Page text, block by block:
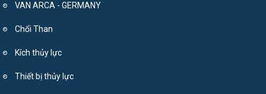
VAN ARCA - GERMANY
Chổi Than
Kích thủy lực
Thiết bị thủy lực